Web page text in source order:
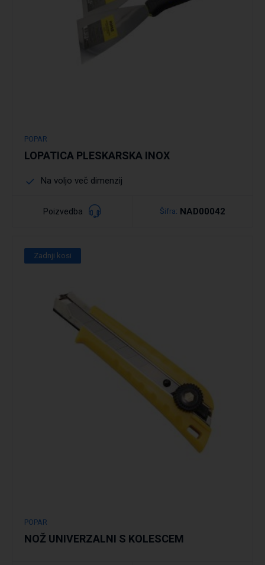
Podrobno
POPAR
LOPATICA PLESKARSKA INOX
Na voljo več dimenzij
Poizvedba Šifra: NAD00042
Zadnji kosi
POPAR
NOŽ UNIVERZALNI S KOLESCEM